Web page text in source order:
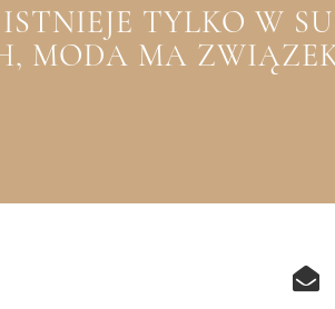
TYLKO W
MODA MA